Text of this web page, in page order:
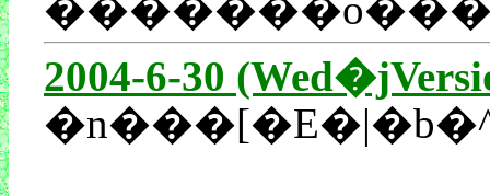
2004-6-30